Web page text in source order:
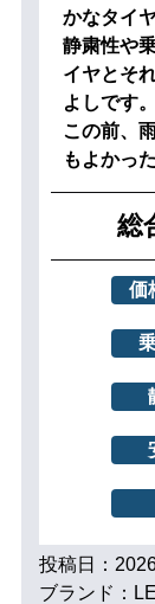
かなタイ
静粛性や
イヤとそ
よしです。
この前、
もよかっ
総
価
投稿日：
ブランド：